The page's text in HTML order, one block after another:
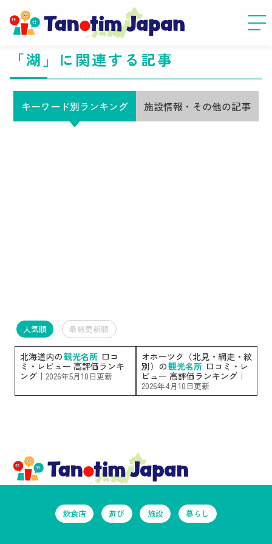
「湖」に関連する記事
キーワード別ランキング 施設情報・その他の記事
人気順 最終更新順
北海道内の観光名所 口コ
ミ・レビュー 高評価ランキ
ング｜ 2026年5月10日更新
オホーツク（北見・網走・紋
別）の観光名所 口コミ・レ
ビュー 高評価ランキング｜
2026年4月10日更新
飲食店 遊び 施設 暮らし